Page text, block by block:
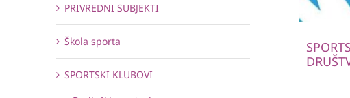
PRIVREDNI SUBJEKTI
Škola sporta
SPORTSKI KLUBOVI